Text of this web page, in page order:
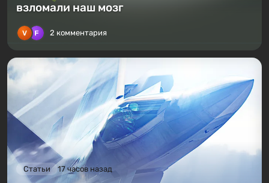
взломали наш мозг
2 комментария
Статьи 17 часов назад